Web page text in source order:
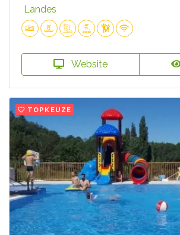
Landes
Website
TOPKEUZE